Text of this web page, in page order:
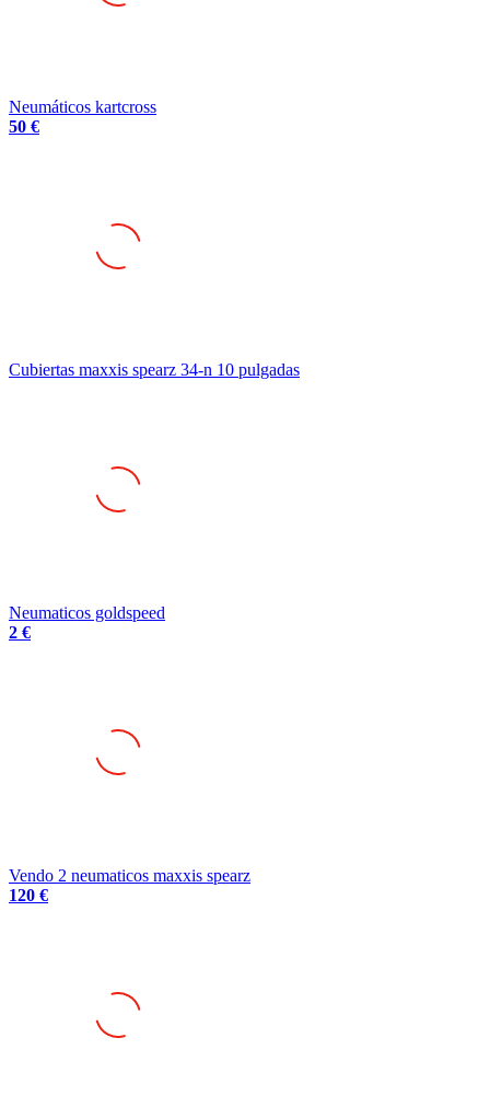
Neumáticos kartcross
50 €
Cubiertas maxxis spearz 34-n 10 pulgadas
Neumaticos goldspeed
2 €
Vendo 2 neumaticos maxxis spearz
120 €